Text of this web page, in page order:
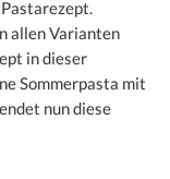
allen Varianten
in dieser
Sommerpasta mit
nun diese